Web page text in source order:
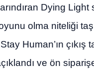
Dying Light
olma niteliği
Human’ın çıkış
ve ön